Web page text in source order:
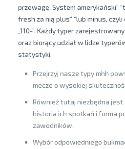
przewagę. System amerykański”
fresh za nią plus” “lub minus, czyli
„110-”. Każdy typer
oraz biorący udział w lidze
statystyki.
Przejrzyj nasze typy mhh
mecze o wysokiej
Również tutaj niezbędna jest
historia ich spotkań i forma
zawodników.
Wybór odpowiedniego